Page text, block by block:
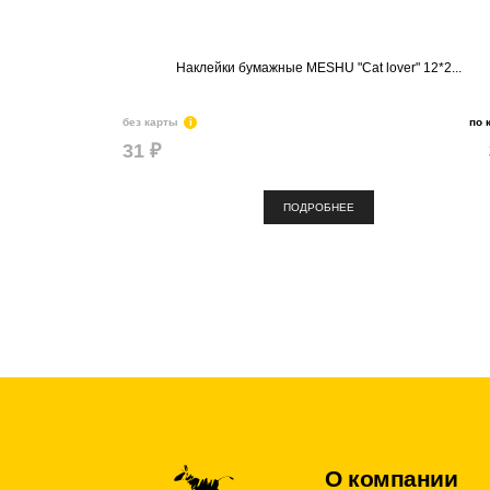
Наклейки бумажные MESHU "Cat lover" 12*2...
по
без карты i
31 ₽
ПОДРОБНЕЕ
О компании